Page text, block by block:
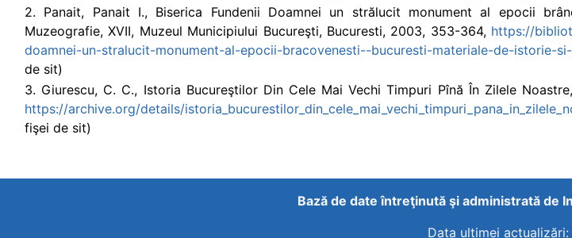
2. Panait, Panait I., Biserica Fundenii Doamnei un strălucit monument al epocii
Muzeografie, XVII, Muzeul Municipiului Bucureşti, Bucuresti, 2003, 353-364, https://
doamnei-un-stralucit-monument-al-epocii-bracovenesti--bucuresti-materiale-de-istorie-
de sit)
3. Giurescu, C. C., Istoria Bucureştilor Din Cele Mai Vechi Timpuri Pînă În Zilele
https://archive.org/details/
fişei de sit)
Bază de date întreţinută şi administrată de
Data ultimei actualizări: